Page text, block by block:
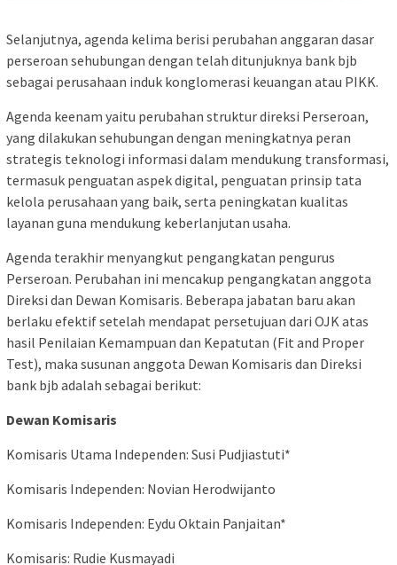
Selanjutnya, agenda kelima berisi perubahan anggaran dasar
perseroan sehubungan dengan telah ditunjuknya bank bjb
sebagai perusahaan induk konglomerasi keuangan atau PIKK.
Agenda keenam yaitu perubahan struktur direksi Perseroan,
yang dilakukan sehubungan dengan meningkatnya peran
strategis teknologi informasi dalam mendukung transformasi,
termasuk penguatan aspek digital, penguatan prinsip tata
kelola perusahaan yang baik, serta peningkatan kualitas
layanan guna mendukung keberlanjutan usaha.
Agenda terakhir menyangkut pengangkatan pengurus
Perseroan. Perubahan ini mencakup pengangkatan anggota
Direksi dan Dewan Komisaris. Beberapa jabatan baru akan
berlaku efektif setelah mendapat persetujuan dari OJK atas
hasil Penilaian Kemampuan dan Kepatutan (Fit and Proper
Test), maka susunan anggota Dewan Komisaris dan Direksi
bank bjb adalah sebagai berikut:
Dewan Komisaris
Komisaris Utama Independen: Susi Pudjiastuti*
Komisaris Independen: Novian Herodwijanto
Komisaris Independen: Eydu Oktain Panjaitan*
Komisaris: Rudie Kusmayadi